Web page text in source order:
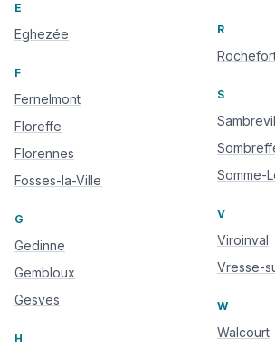
E
Eghezée
F
Fernelmont
Floreffe
Florennes
Fosses-la-Ville
G
Gedinne
Gembloux
Gesves
H
R
S
Somme-
V
Viroinval
Vresse-
W
Walcourt